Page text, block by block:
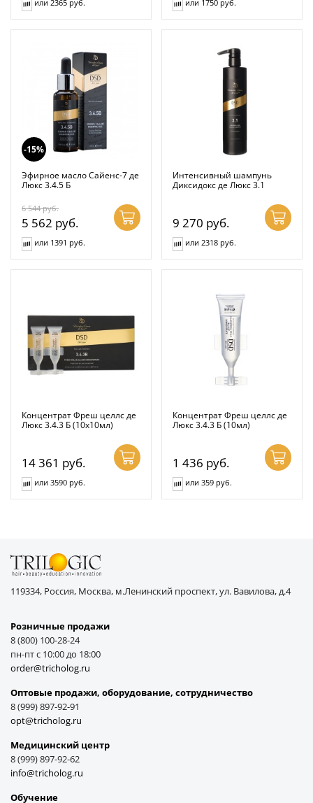
или 2365 руб. или 1750 руб.
-15%
Эфирное масло Сайенс-7 де
Люкс 3.4.5 Б
6 544руб.
5 562 руб.
или 1391 руб.
Интенсивный шампунь
Диксидокс де Люкс 3.1
9 270 руб.
или 2318 руб.
Концентрат Фреш целлс де
Люкс 3.4.3 Б (10x10мл)
14 361 руб.
или 3590 руб.
Концентрат Фреш целлс де
Люкс 3.4.3 Б (10мл)
1 436 руб.
или 359 руб.
119334, Россия, Москва, м.Ленинский проспект, ул. Вавилова, д.4
Розничные продажи
8 (800) 100-28-24
пн-пт с 10:00 до 18:00
order@tricholog.ru
Оптовые продажи, оборудование, cотрудничество
8 (999) 897-92-91
opt@tricholog.ru
Медицинский центр
8 (999) 897-92-62
info@tricholog.ru
Обучение